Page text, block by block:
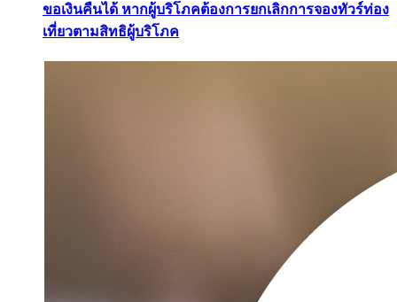
ขอเงินคืนได้ หากผู้บริโภคต้องการยกเลิกการจองทัวร์ท่อง
เที่ยวตามสิทธิผู้บริโภค